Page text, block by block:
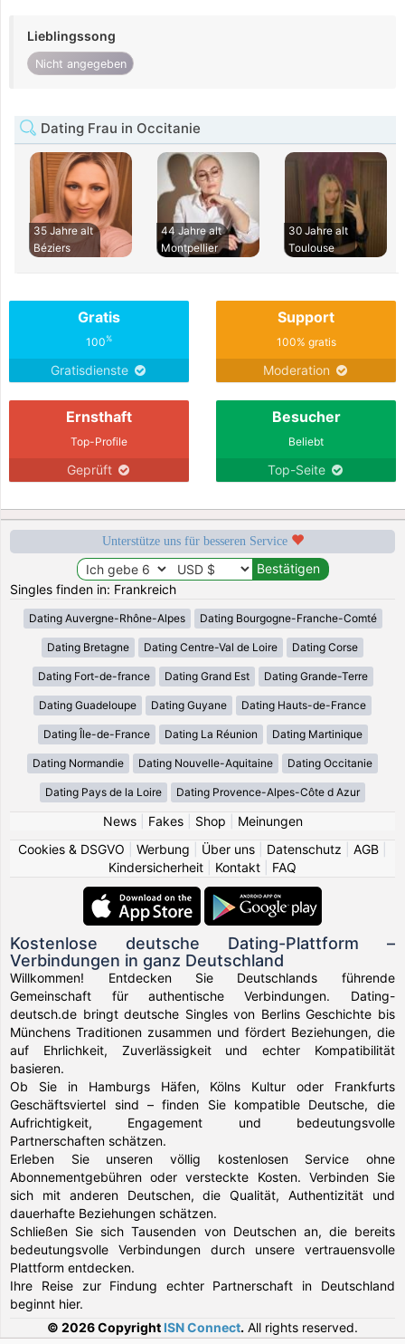
Lieblingssong
Nicht angegeben
Dating Frau in Occitanie
35 Jahre alt
Béziers
44 Jahre alt
Montpellier
30 Jahre alt
Toulouse
Gratis
100%
Gratisdienste
Support
100% gratis
Moderation
Ernsthaft
Top-Profile
Geprüft
Besucher
Beliebt
Top-Seite
Unterstütze uns für besseren Service
Singles finden in: Frankreich
Dating Auvergne-Rhône-Alpes Dating Bourgogne-Franche-Comté
Dating Bretagne Dating Centre-Val de Loire Dating Corse
Dating Fort-de-france Dating Grand Est Dating Grande-Terre
Dating Guadeloupe Dating Guyane Dating Hauts-de-France
Dating Île-de-France Dating La Réunion Dating Martinique
Dating Normandie Dating Nouvelle-Aquitaine Dating Occitanie
Dating Pays de la Loire Dating Provence-Alpes-Côte d Azur
News| Fakes| Shop
Meinungen
Cookies & DSGVO
Werbung Über uns Datenschutz AGB
Kindersicherheit
Kontakt FAQ
Kostenlose deutsche Dating-Plattform –
Verbindungen in ganz Deutschland
Willkommen! Entdecken Sie Deutschlands führende
Gemeinschaft für authentische Verbindungen. Dating-
deutsch.de bringt deutsche Singles von Berlins Geschichte bis
Münchens Traditionen zusammen und fördert Beziehungen, die
auf Ehrlichkeit, Zuverlässigkeit und echter Kompatibilität
basieren.
Ob Sie in Hamburgs Häfen, Kölns Kultur oder Frankfurts
Geschäftsviertel sind – finden Sie kompatible Deutsche, die
Aufrichtigkeit, Engagement und bedeutungsvolle
Partnerschaften schätzen.
Erleben Sie unseren völlig kostenlosen Service ohne
Abonnementgebühren oder versteckte Kosten. Verbinden Sie
sich mit anderen Deutschen, die Qualität, Authentizität und
dauerhafte Beziehungen schätzen.
Schließen Sie sich Tausenden von Deutschen an, die bereits
bedeutungsvolle Verbindungen durch unsere vertrauensvolle
Plattform entdecken.
Ihre Reise zur Findung echter Partnerschaft in Deutschland
beginnt hier.
© 2026 Copyright ISN Connect. All rights reserved.